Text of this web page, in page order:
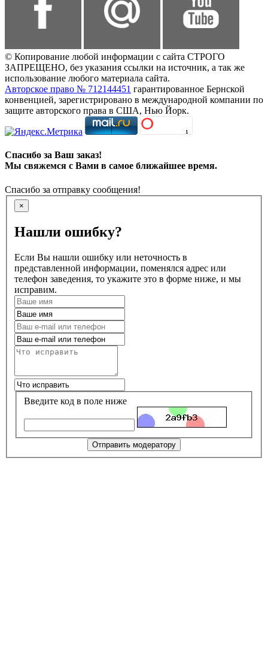
© Копирование любой информации с сайта СТРОГО
ЗАПРЕЩЕНО, без указания ссылки на источник, а так же
использование любого материала сайта.
Авторское право № 712144451 гарантированное Бернской
конвенцией, зарегистрировано в международной компании по
защите авторского права в США, Нью Йорк.
Спасибо за Ваш заказ!
Мы свяжемся с Вами в самое ближайшее время.
Спасибо за отправку сообщения!
×
Нашли ошибку?
Если Вы нашли ошибку или неточность в
представленной информации, поменялся адрес или
телефон заведения, то укажите это в форме ниже, и мы
исправим.
Введите код в поле ниже
Отправить модератору